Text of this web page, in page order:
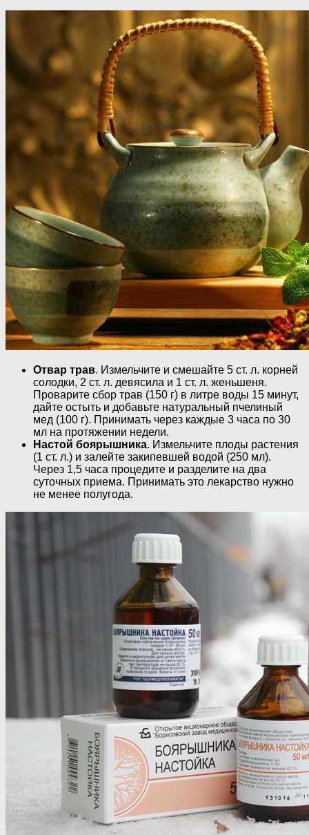
Отвар трав. Измельчите и смешайте 5 ст. л. корней
солодки, 2 ст. л. девясила и 1 ст. л. женьшеня.
Проварите сбор трав (150 г) в литре воды 15 минут,
дайте остыть и добавьте натуральный пчелиный
мед (100 г). Принимать через каждые 3 часа по 30
мл на протяжении недели.
Настой боярышника. Измельчите плоды растения
(1 ст. л.) и залейте закипевшей водой (250 мл).
Через 1,5 часа процедите и разделите на два
суточных приема. Принимать это лекарство нужно
не менее полугода.